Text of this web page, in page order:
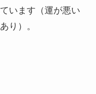
います（運が悪い
り）。